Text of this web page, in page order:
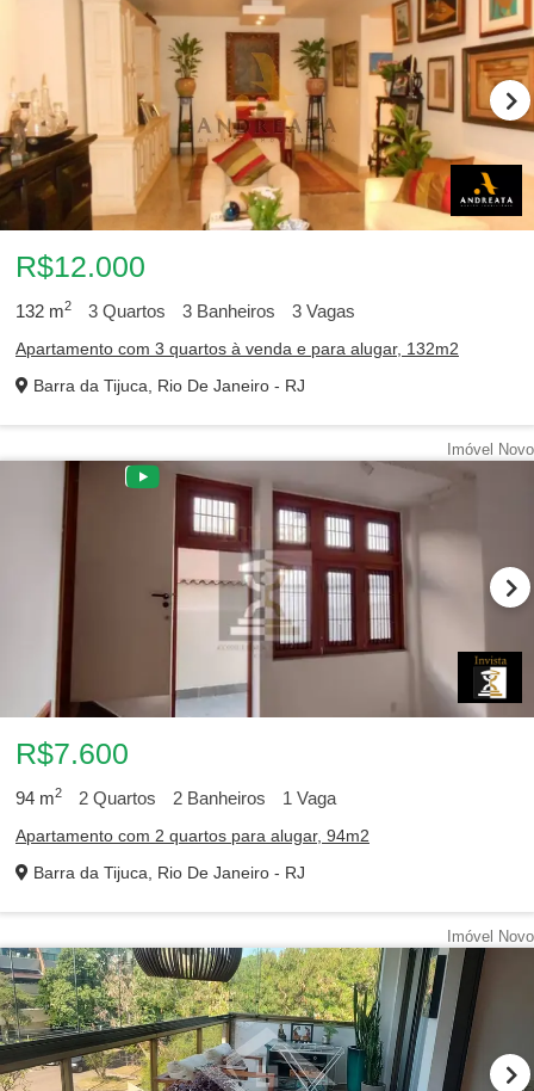
R$12.000
132 m2 3 Quartos 3 Banheiros 3 Vagas
Apartamento com 3 quartos à venda e para alugar, 132m2
Barra da Tijuca, Rio De Janeiro - RJ
Imóvel Novo
R$7.600
94 m2 2 Quartos 2 Banheiros 1 Vaga
Apartamento com 2 quartos para alugar, 94m2
Barra da Tijuca, Rio De Janeiro - RJ
Imóvel Novo